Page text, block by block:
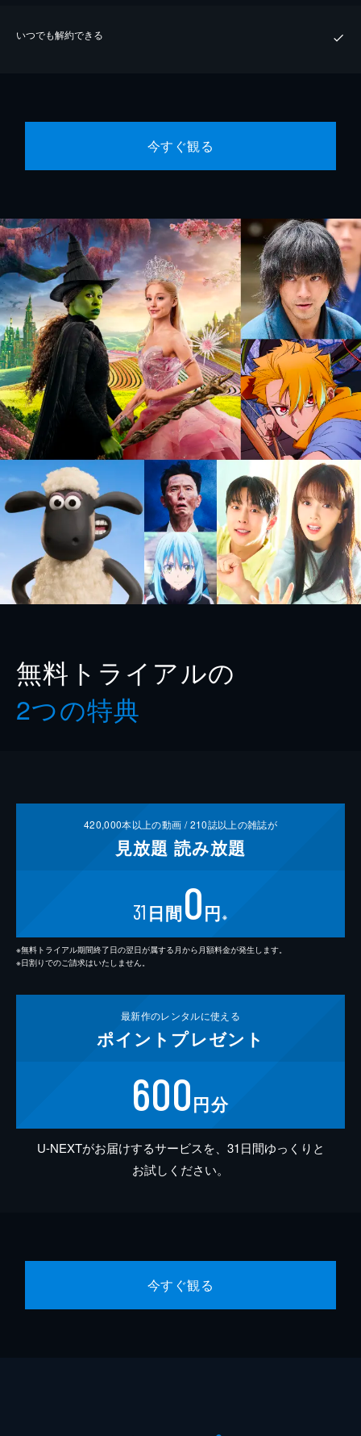
いつでも解約できる
今すぐ観る
無料トライアルの
2つの特典
420,000本以上の動画 /210誌以上の雑誌が
見放題 読み放題
31 日間0円 ※
※無料トライアル期間終了日の翌日が属する月から月額料金が発生します。
※日割りでのご請求はいたしません。
最新作のレンタルに使える
ポイント プレゼント
600円分
U-NEXTがお届けするサービスを、31日間ゆっくりと
お試しください。
今すぐ観る